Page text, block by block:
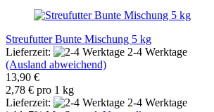
Streufutter Bunte Mischung 5 kg
Lieferzeit:
2-4 Werktage
(Ausland abweichend)
13,90 €
2,78 € pro 1 kg
Lieferzeit:
2-4 Werktage